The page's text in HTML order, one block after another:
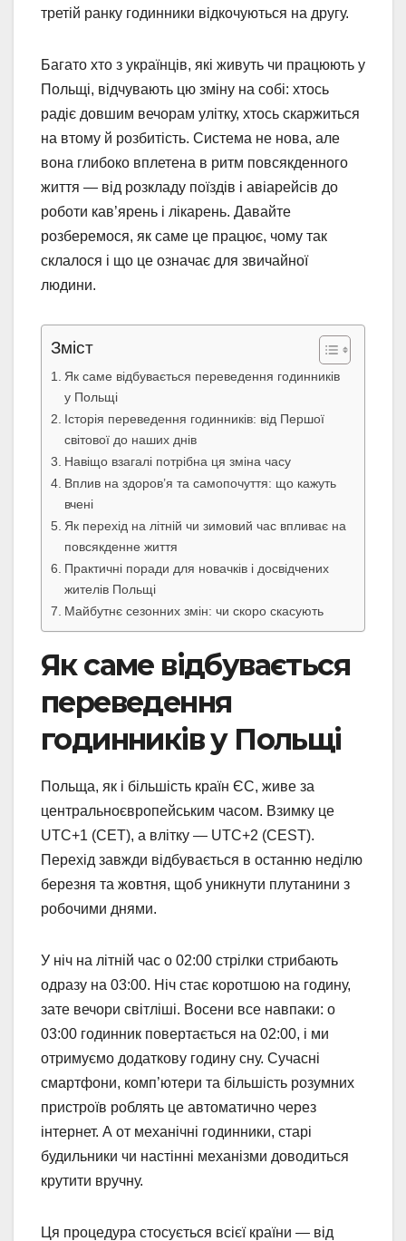
третій ранку годинники відкочуються на другу.
Багато хто з українців, які живуть чи працюють у
Польщі, відчувають цю зміну на собі: хтось
радіє довшим вечорам улітку, хтось скаржиться
на втому й розбитість. Система не нова, але
вона глибоко вплетена в ритм повсякденного
життя — від розкладу поїздів і авіарейсів до
роботи кав’ярень і лікарень. Давайте
розберемося, як саме це працює, чому так
склалося і що це означає для звичайної
людини.
Зміст
Як саме відбувається переведення годинників
у Польщі
Історія переведення годинників: від Першої
світової до наших днів
Навіщо взагалі потрібна ця зміна часу
Вплив на здоров’я та самопочуття: що кажуть
вчені
Як перехід на літній чи зимовий час впливає на
повсякденне життя
Практичні поради для новачків і досвідчених
жителів Польщі
Майбутнє сезонних змін: чи скоро скасують
Як саме відбувається
переведення
годинників у Польщі
Польща, як і більшість країн ЄС, живе за
центральноєвропейським часом. Взимку це
UTC+1 (CET), а влітку — UTC+2 (CEST).
Перехід завжди відбувається в останню неділю
березня та жовтня, щоб уникнути плутанини з
робочими днями.
У ніч на літній час о 02:00 стрілки стрибають
одразу на 03:00. Ніч стає коротшою на годину,
зате вечори світліші. Восени все навпаки: о
03:00 годинник повертається на 02:00, і ми
отримуємо додаткову годину сну. Сучасні
смартфони, комп’ютери та більшість розумних
пристроїв роблять це автоматично через
інтернет. А от механічні годинники, старі
будильники чи настінні механізми доводиться
крутити вручну.
Ця процедура стосується всієї країни — від